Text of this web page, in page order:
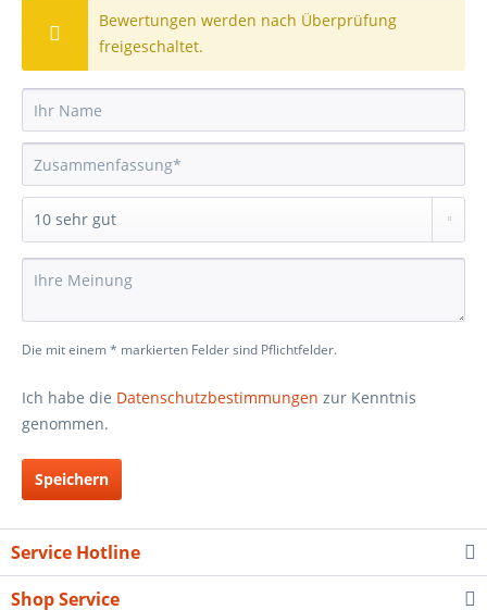
Bewertungen werden nach Überprüfung
freigeschaltet.
Die mit einem * markierten Felder sind Pflichtfelder.
Ich habe die Datenschutzbestimmungen zur Kenntnis
genommen.
Speichern
Service Hotline
Shop Service